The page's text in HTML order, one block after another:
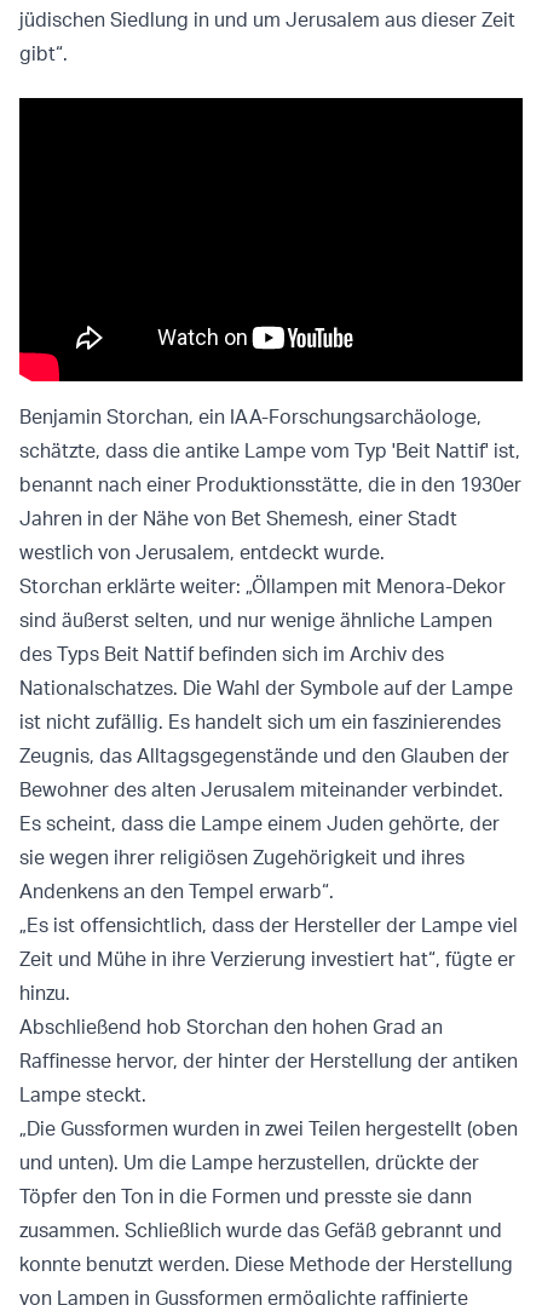
jüdischen Siedlung in und um Jerusalem aus dieser Zeit
gibt“.
Benjamin Storchan, ein IAA-Forschungsarchäologe,
schätzte, dass die antike Lampe vom Typ 'Beit Nattif' ist,
benannt nach einer Produktionsstätte, die in den 1930er
Jahren in der Nähe von Bet Shemesh, einer Stadt
westlich von Jerusalem, entdeckt wurde.
Storchan erklärte weiter: „Öllampen mit Menora-Dekor
sind äußerst selten, und nur wenige ähnliche Lampen
des Typs Beit Nattif befinden sich im Archiv des
Nationalschatzes. Die Wahl der Symbole auf der Lampe
ist nicht zufällig. Es handelt sich um ein faszinierendes
Zeugnis, das Alltagsgegenstände und den Glauben der
Bewohner des alten Jerusalem miteinander verbindet.
Es scheint, dass die Lampe einem Juden gehörte, der
sie wegen ihrer religiösen Zugehörigkeit und ihres
Andenkens an den Tempel erwarb“.
„Es ist offensichtlich, dass der Hersteller der Lampe viel
Zeit und Mühe in ihre Verzierung investiert hat“, fügte er
hinzu.
Abschließend hob Storchan den hohen Grad an
Raffinesse hervor, der hinter der Herstellung der antiken
Lampe steckt.
„Die Gussformen wurden in zwei Teilen hergestellt (oben
und unten). Um die Lampe herzustellen, drückte der
Töpfer den Ton in die Formen und presste sie dann
zusammen. Schließlich wurde das Gefäß gebrannt und
konnte benutzt werden. Diese Methode der Herstellung
von Lampen in Gussformen ermöglichte raffinierte